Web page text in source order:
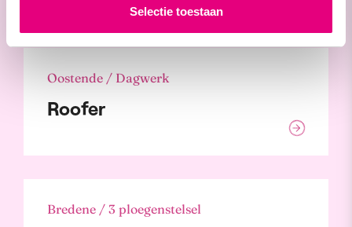
Selectie toestaan
Oostende / Dagwerk
Roofer
Bredene / 3 ploegenstelsel